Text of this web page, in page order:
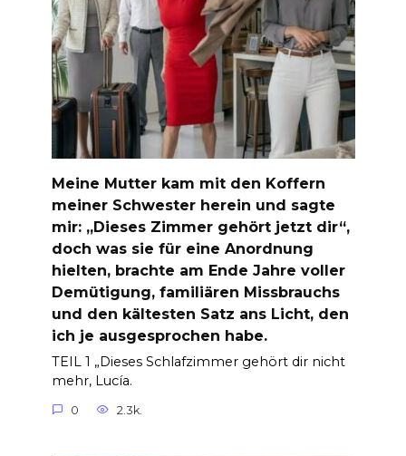
Meine Mutter kam mit den Koffern
meiner Schwester herein und sagte
mir: „Dieses Zimmer gehört jetzt dir“,
doch was sie für eine Anordnung
hielten, brachte am Ende Jahre voller
Demütigung, familiären Missbrauchs
und den kältesten Satz ans Licht, den
ich je ausgesprochen habe.
TEIL 1 „Dieses Schlafzimmer gehört dir nicht
mehr, Lucía.
0 2.3k.